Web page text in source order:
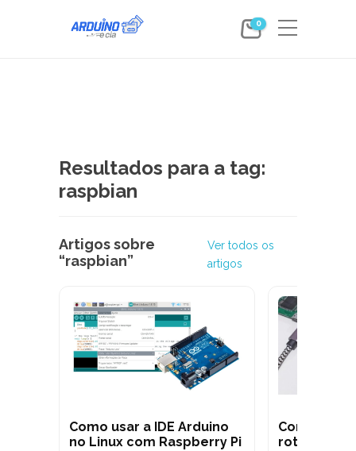
0
Resultados para a tag:
raspbian
Artigos sobre
“raspbian”
Ver todos os
artigos
Como usar a IDE Arduino
no Linux com Raspberry Pi
Como usar
rotativo